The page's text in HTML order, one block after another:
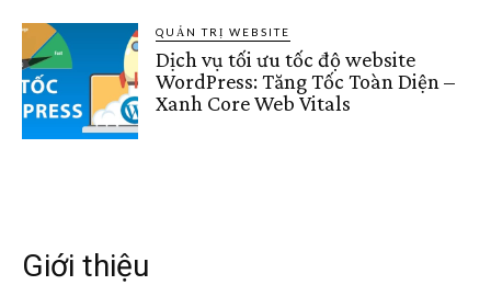
QUẢN TRỊ WEBSITE
Dịch vụ tối ưu tốc độ website
WordPress: Tăng Tốc Toàn Diện –
Xanh Core Web Vitals
Giới thiệu